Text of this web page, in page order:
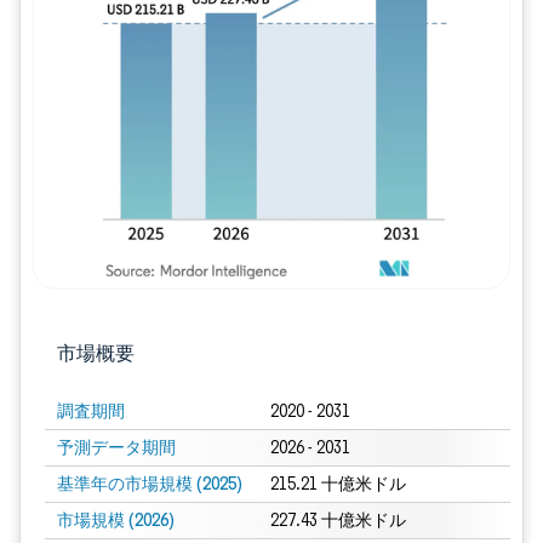
市場概要
調査期間 2020 - 2031
予測データ期間 2026 - 2031
基準年の市場規模 (2025) 215.21 十億米ドル
市場規模 (2026) 227.43 十億米ドル